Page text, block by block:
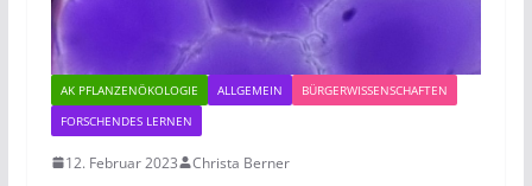
AK PFLANZENÖKOLOGIE ALLGEMEIN
BÜRGERWISSENSCHAFTEN
FORSCHENDES LERNEN
12. Februar 2023 Christa Berner